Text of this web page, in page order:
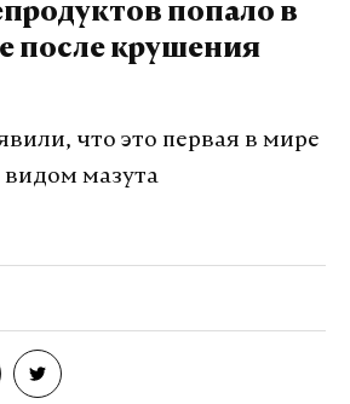
попало в
после крушения
что это первая в мире
видом мазута